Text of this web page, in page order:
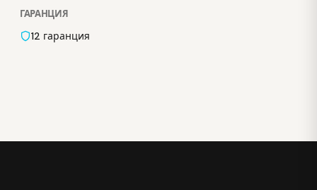
ГАРАНЦИЯ
12 гаранция